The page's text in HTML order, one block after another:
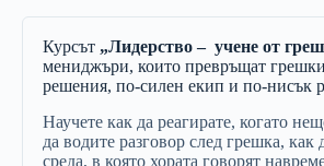
Курсът „Лидерство – учене от
мениджъри, които превръщат
решения, по-силен екип и по-нисък
Научете как да реагирате, когато
да водите разговор след грешка, как
среда, в която хората говорят